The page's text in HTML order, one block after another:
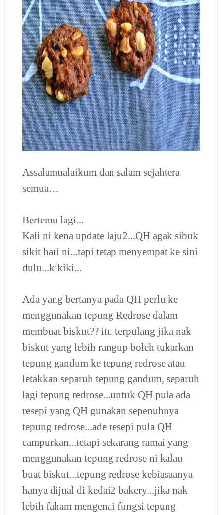
Assalamualaikum dan salam sejahtera
semua…
Bertemu lagi...
Kali ni kena update laju2...QH agak sibuk
sikit hari ni...tapi tetap menyempat ke sini
dulu...kikiki...
Ada yang bertanya pada QH perlu ke
menggunakan tepung Redrose dalam
membuat biskut?? itu terpulang jika nak
biskut yang lebih rangup boleh tukarkan
tepung gandum ke tepung redrose atau
letakkan separuh tepung gandum, separuh
lagi tepung redrose...untuk QH pula ada
resepi yang QH gunakan sepenuhnya
tepung redrose...ade resepi pula QH
campurkan...tetapi sekarang ramai yang
menggunakan tepung redrose ni kalau
buat biskut...tepung redrose kebiasaanya
hanya dijual di kedai2 bakery...jika nak
lebih faham mengenai fungsi tepung